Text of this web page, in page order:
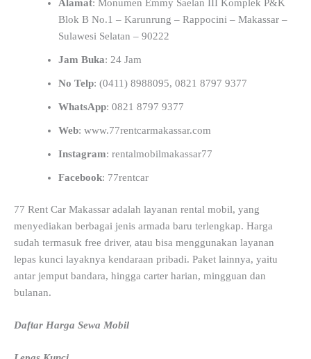
Alamat: Monumen Emmy Saelan III Komplek P&K
Blok B No.1 – Karunrung – Rappocini – Makassar –
Sulawesi Selatan – 90222
Jam Buka: 24 Jam
No Telp: (0411) 8988095, 0821 8797 9377
WhatsApp: 0821 8797 9377
Web: www.77rentcarmakassar.com
Instagram: rentalmobilmakassar77
Facebook: 77rentcar
77 Rent Car Makassar adalah layanan rental mobil, yang
menyediakan berbagai jenis armada baru terlengkap. Harga
sudah termasuk free driver, atau bisa menggunakan layanan
lepas kunci layaknya kendaraan pribadi. Paket lainnya, yaitu
antar jemput bandara, hingga carter harian, mingguan dan
bulanan.
Daftar Harga Sewa Mobil